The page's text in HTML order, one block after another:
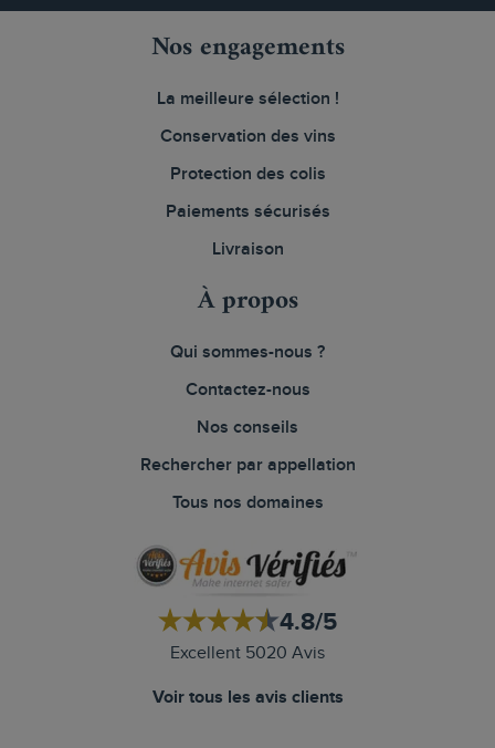
Nos engagements
La meilleure sélection !
Conservation des vins
Protection des colis
Paiements sécurisés
Livraison
À propos
Qui sommes-nous ?
Contactez-nous
Nos conseils
Rechercher par appellation
Tous nos domaines
4.8/5
Excellent 5020 Avis
Voir tous les avis clients